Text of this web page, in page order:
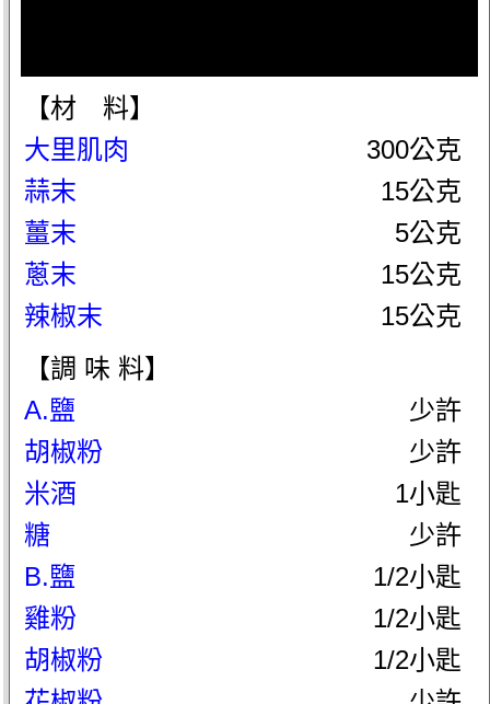
【材 料】
大里肌肉
300公克
蒜末
15公克
薑末
5公克
蔥末
15公克
辣椒末
15公克
【調 味 料】
A.鹽
少許
胡椒粉
少許
米酒
1小匙
糖
少許
B.鹽
1/2小匙
雞粉
1/2小匙
胡椒粉
1/2小匙